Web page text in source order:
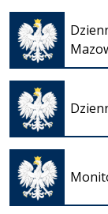
Otwiera
się w
nowej
karcie
Otwiera
się w
nowej
karcie
Otwiera
się w
nowej
karcie